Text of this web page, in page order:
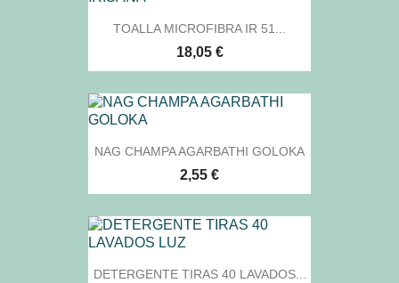
TOALLA MICROFIBRA IR 51...
18,05 €
NAG CHAMPA AGARBATHI GOLOKA
2,55 €
DETERGENTE TIRAS 40 LAVADOS...